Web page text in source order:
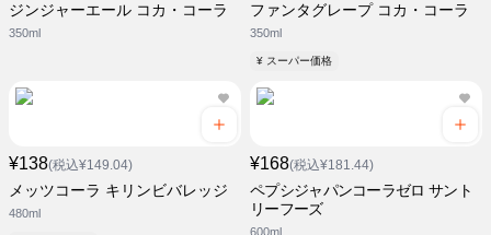
ジンジャーエール コカ・コーラ
350ml
ファンタグレープ コカ・コーラ
350ml
¥ スーパー価格
¥138(税込¥149.04)
メッツコーラ キリンビバレッジ
480ml
¥168(税込¥181.44)
ペプシジャパンコーラゼロ サント
リーフーズ
600ml